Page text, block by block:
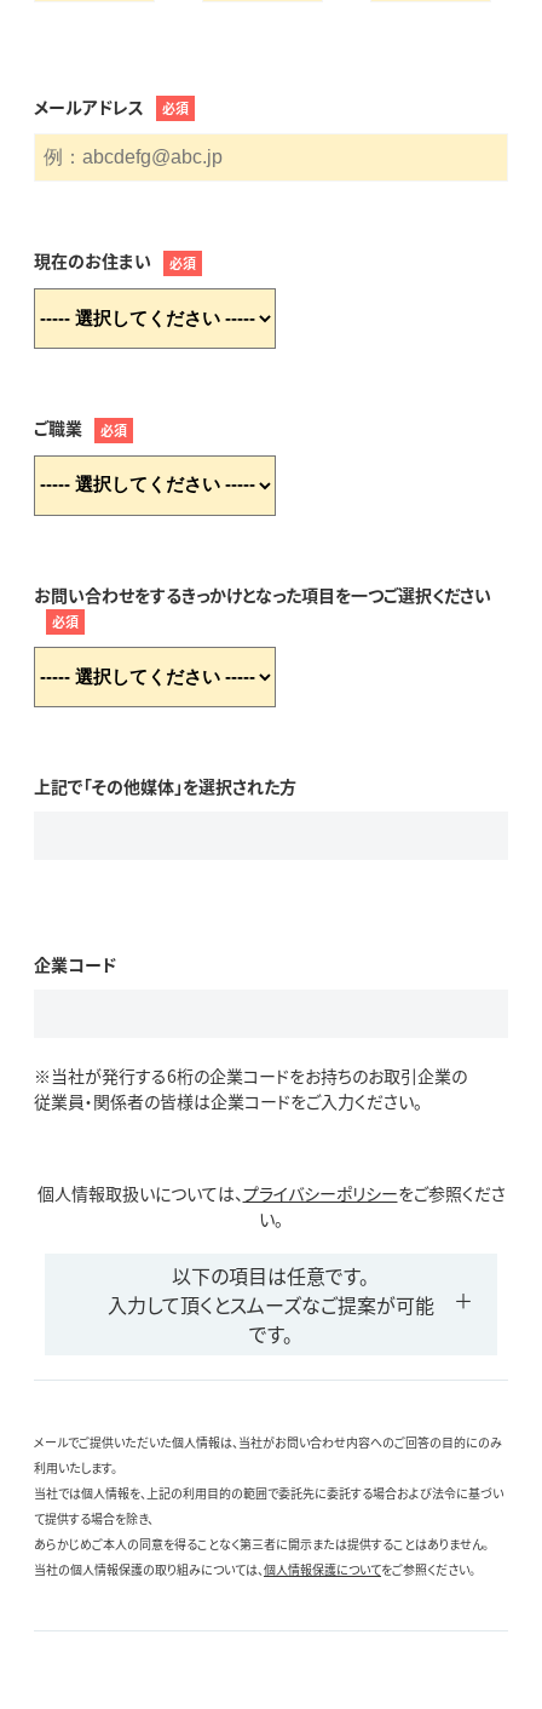
メールアドレス 必須
現在のお住まい 必須
ご職業 必須
お問い合わせをするきっかけとなった項目を一つご選択ください
必須
上記で「その他媒体」を選択された方
企業コード
※当社が発行する6桁の企業コードをお持ちのお取引企業の
従業員・関係者の皆様は企業コードをご入力ください。
個人情報取扱いについては、プライバシーポリシーをご参照くださ
い。
以下の項目は任意です。
入力して頂くとスムーズなご提案が可能
です。
メールでご提供いただいた個人情報は、当社がお問い合わせ内容へのご回答の目的にのみ
利用いたします。
当社では個人情報を、上記の利用目的の範囲で委託先に委託する場合および法令に基づい
て提供する場合を除き、
あらかじめご本人の同意を得ることなく第三者に開示または提供することはありません。
当社の個人情報保護の取り組みについては、個人情報保護についてをご参照ください。